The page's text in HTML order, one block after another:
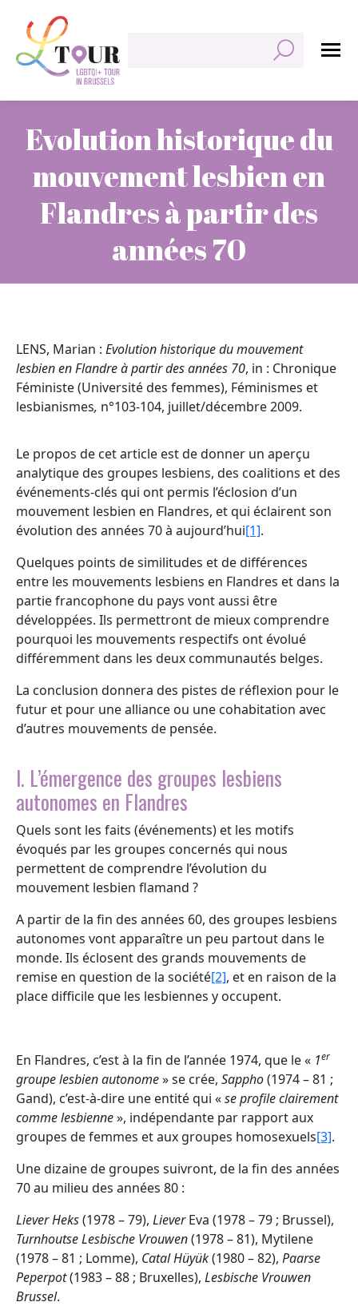
Evolution historique du
mouvement lesbien en
Flandres à partir des
années 70
LENS, Marian : Evolution historique du mouvement
lesbien en Flandre à partir des années 70, in : Chronique
Féministe (Université des femmes), Féminismes et
lesbianismes, n°103-104, juillet/décembre 2009.
Le propos de cet article est de donner un aperçu
analytique des groupes lesbiens, des coalitions et des
événements-clés qui ont permis l’éclosion d’un
mouvement lesbien en Flandres, et qui éclairent son
évolution des années 70 à aujourd’hui[1].
Quelques points de similitudes et de différences
entre les mouvements lesbiens en Flandres et dans la
partie francophone du pays vont aussi être
développées. Ils permettront de mieux comprendre
pourquoi les mouvements respectifs ont évolué
différemment dans les deux communautés belges.
La conclusion donnera des pistes de réflexion pour le
futur et pour une alliance ou une cohabitation avec
d’autres mouvements de pensée.
I. L’émergence des groupes lesbiens
autonomes en Flandres
Quels sont les faits (événements) et les motifs
évoqués par les groupes concernés qui nous
permettent de comprendre l’évolution du
mouvement lesbien flamand ?
A partir de la fin des années 60, des groupes lesbiens
autonomes vont apparaître un peu partout dans le
monde. Ils éclosent des grands mouvements de
remise en question de la société[2], et en raison de la
place difficile que les lesbiennes y occupent.
En Flandres, c’est à la fin de l’année 1974, que le « 1er
groupe lesbien autonome» se crée, Sappho(1974 – 81 ;
Gand), c’est-à-dire une entité qui «se profile clairement
comme lesbienne», indépendante par rapport aux
groupes de femmes et aux groupes homosexuels[3].
Une dizaine de groupes suivront, de la fin des années
70 au milieu des années 80 :
Liever Heks(1978 – 79), LieverEva (1978 – 79 ; Brussel),
Turnhoutse Lesbische Vrouwen(1978 – 81), Mytilene
(1978 – 81 ; Lomme), Catal Hüyük(1980 – 82), Paarse
Peperpot(1983 – 88 ; Bruxelles), Lesbische Vrouwen
Brussel.